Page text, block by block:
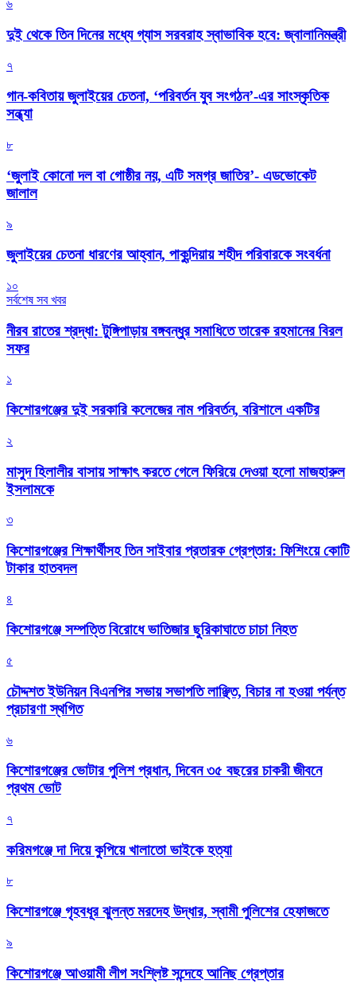
৬
দুই থেকে তিন দিনের মধ্যে গ্যাস সরবরাহ স্বাভাবিক হবে: জ্বালানিমন্ত্রী
৭
গান-কবিতায় জুলাইয়ের চেতনা, ‘পরিবর্তন যুব সংগঠন’-এর সাংস্কৃতিক
সন্ধ্যা
৮
‘জুলাই কোনো দল বা গোষ্ঠীর নয়, এটি সমগ্র জাতির’- এডভোকেট
জালাল
৯
জুলাইয়ের চেতনা ধারণের আহ্বান, পাকুন্দিয়ায় শহীদ পরিবারকে সংবর্ধনা
১০
সর্বশেষ সব খবর
নীরব রাতের শ্রদ্ধা: টুঙ্গিপাড়ায় বঙ্গবন্ধুর সমাধিতে তারেক রহমানের বিরল
সফর
১
কিশোরগঞ্জের দুই সরকারি কলেজের নাম পরিবর্তন, বরিশালে একটির
২
মাসুদ হিলালীর বাসায় সাক্ষাৎ করতে গেলে ফিরিয়ে দেওয়া হলো মাজহারুল
ইসলামকে
৩
কিশোরগঞ্জের শিক্ষার্থীসহ তিন সাইবার প্রতারক গ্রেপ্তার: ফিশিংয়ে কোটি
টাকার হাতবদল
৪
কিশোরগঞ্জে সম্পত্তি বিরোধে ভাতিজার ছুরিকাঘাতে চাচা নিহত
৫
চৌদ্দশত ইউনিয়ন বিএনপির সভায় সভাপতি লাঞ্ছিত, বিচার না হওয়া পর্যন্ত
প্রচারণা স্থগিত
৬
কিশোরগঞ্জের ভোটার পুলিশ প্রধান, দিবেন ৩৫ বছরের চাকরী জীবনে
প্রথম ভোট
৭
করিমগঞ্জে দা দিয়ে কুপিয়ে খালাতো ভাইকে হত্যা
৮
কিশোরগঞ্জে গৃহবধূর ঝুলন্ত মরদেহ উদ্ধার, স্বামী পুলিশের হেফাজতে
৯
কিশোরগঞ্জে আওয়ামী লীগ সংশ্লিষ্ট সন্দেহে আনিছ গ্রেপ্তার